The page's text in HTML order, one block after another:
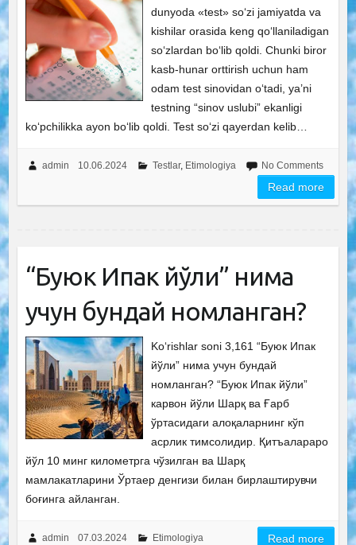
dunyoda «test» so‘zi jamiyatda va
kishilar orasida keng qo‘llaniladigan
so‘zlardan bo‘lib qoldi. Chunki biror
kasb-hunar orttirish uchun ham
odam test sinovidan o‘tadi, ya’ni
testning “sinov uslubi” ekanligi
ko‘pchilikka ayon bo‘lib qoldi. Test so‘zi qayerdan kelib…
admin 10.06.2024 Testlar, Etimologiya No Comments
Read more
“Буюк Ипак йўли” нима
учун бундай номланган?
Ko‘rishlar soni 3,161 “Буюк Ипак
йўли” нима учун бундай
номланган? “Буюк Ипак йўли”
карвон йўли Шарқ ва Ғарб
ўртасидаги алоқаларнинг кўп
асрлик тимсолидир. Қитъалараро
йўл 10 минг километрга чўзилган ва Шарқ
мамлакатларини Ўртаер денгизи билан бирлаштирувчи
боғинга айланган.
admin 07.03.2024 Etimologiya Read more